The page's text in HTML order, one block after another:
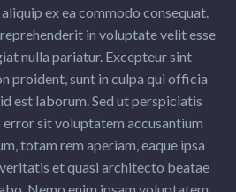
ex ea commodo consequat.
in voluptate velit esse
nulla pariatur. Excepteur sint
proident, sunt in culpa qui officia
est laborum. Sed ut perspiciatis
error sit voluptatem accusantium
totam rem aperiam, eaque ipsa
et quasi architecto beatae